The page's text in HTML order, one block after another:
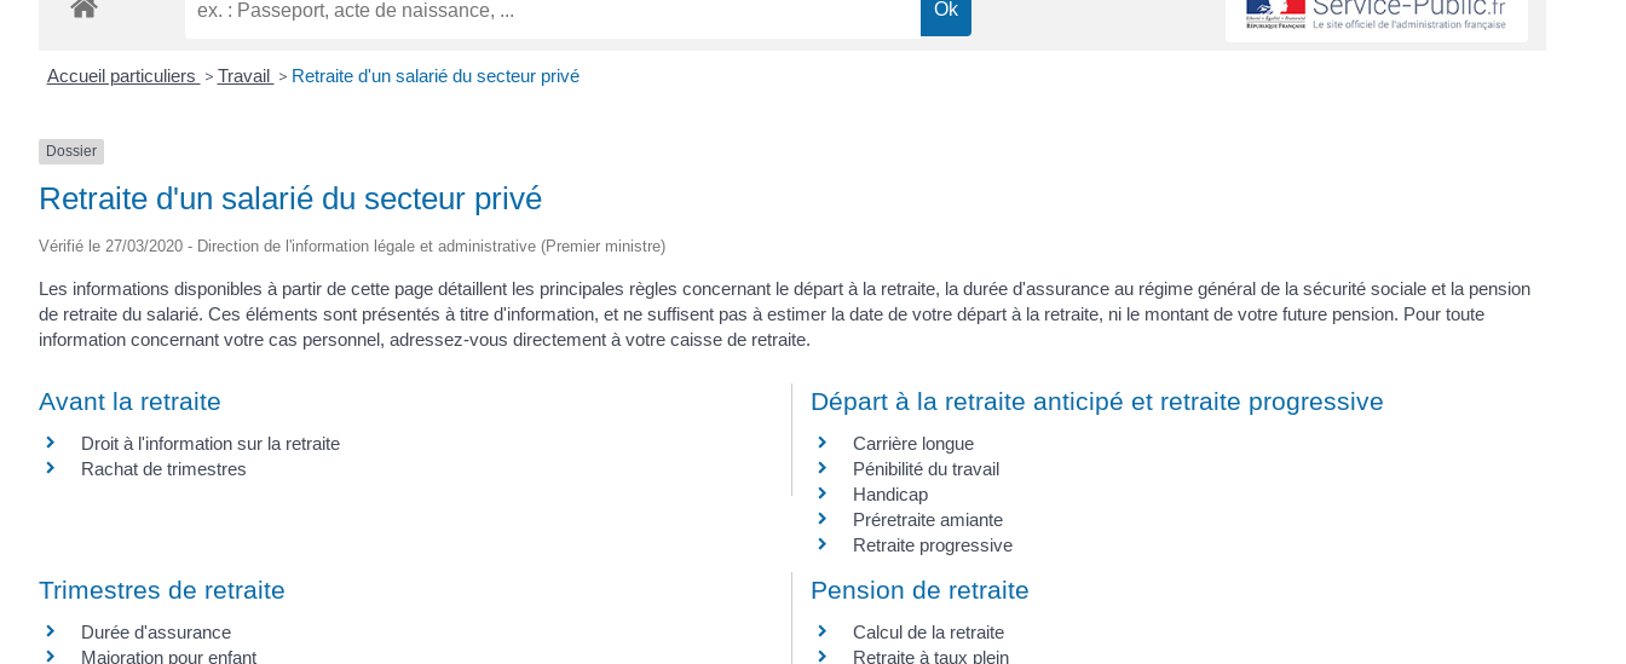
Accueil particuliers > Travail > Retraite d'un salarié du secteur privé
Dossier
Retraite d'un salarié du secteur privé
Vérifié le 27/03/2020 - Direction de l'information légale et administrative (Premier ministre)
Les informations disponibles à partir de cette page détaillent les principales règles concernant le départ à la retraite, la durée d'assurance au régime général de la sécurité sociale et la pension
de retraite du salarié. Ces éléments sont présentés à titre d'information, et ne suffisent pas à estimer la date de votre départ à la retraite, ni le montant de votre future pension. Pour toute
information concernant votre cas personnel, adressez-vous directement à votre caisse de retraite.
Avant la retraite
Droit à l'information sur la retraite
Rachat de trimestres
Départ à la retraite anticipé et retraite progressive
Carrière longue
Pénibilité du travail
Handicap
Préretraite amiante
Retraite progressive
Trimestres de retraite
Durée d'assurance
Majoration pour enfant
Pension de retraite
Calcul de la retraite
Retraite à taux plein